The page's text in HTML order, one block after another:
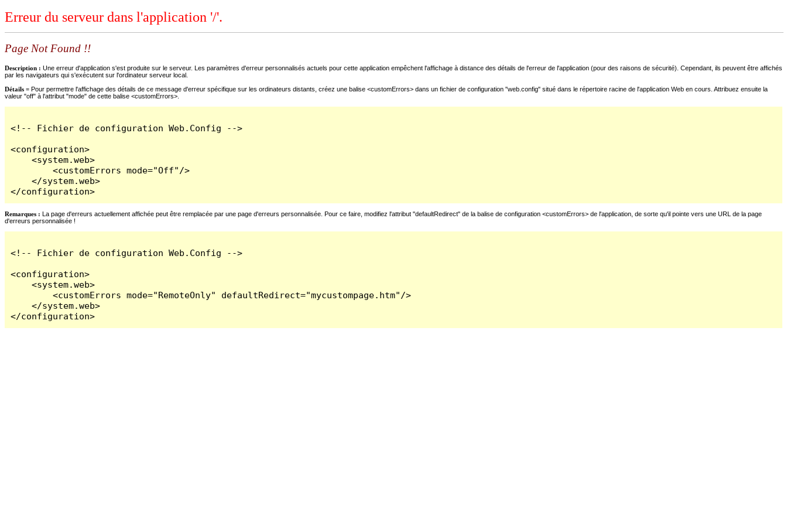
Erreur du serveur dans l'application '/'.
Page Not Found !!
Description : Une erreur d'application s'est produite sur le serveur. Les paramètres d'erreur personnalisés actuels pour cette application empêchent l'affichage à distance des détails de l'erreur de l'application (pour des raisons de sécurité). Cependant, ils peuvent être affichés
par les navigateurs qui s'exécutent sur l'ordinateur serveur local.
Détails = Pour permettre l'affichage des détails de ce message d'erreur spécifique sur les ordinateurs distants, créez une balise <customErrors> dans un fichier de configuration "web.config" situé dans le répertoire racine de l'application Web en cours. Attribuez ensuite la
valeur "off" à l'attribut "mode" de cette balise <customErrors>.
<!-- Fichier de configuration Web.Config -->
<configuration>
    <system.web>
        <customErrors mode="Off"/>
    </system.web>
</configuration>
Remarques : La page d'erreurs actuellement affichée peut être remplacée par une page d'erreurs personnalisée. Pour ce faire, modifiez l'attribut "defaultRedirect" de la balise de configuration <customErrors> de l'application, de sorte qu'il pointe vers une URL de la page
d'erreurs personnalisée !
<!-- Fichier de configuration Web.Config -->
<configuration>
    <system.web>
        <customErrors mode="RemoteOnly" defaultRedirect="mycustompage.htm"/>
    </system.web>
</configuration>